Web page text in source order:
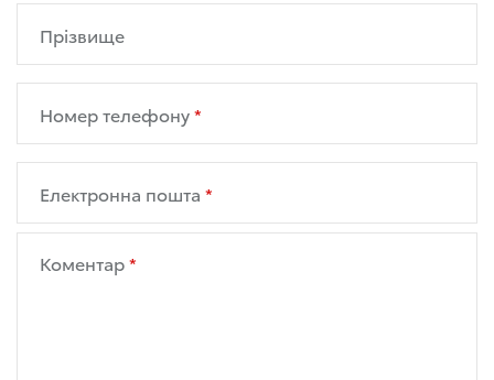
Прізвище
Номер телефону
Електронна пошта
Коментар